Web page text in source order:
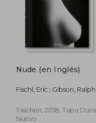
Nude (en Inglés)
Fischl, Eric ; Gibson, Ralph
Taschen, 2018, Tapa Dura,
Nuevo